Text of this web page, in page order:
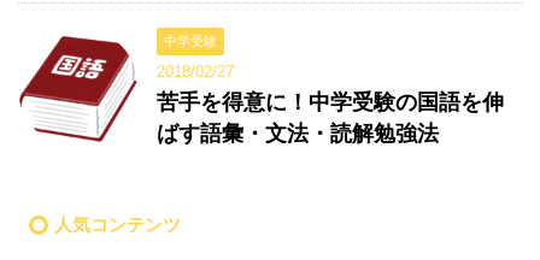
中学受験
2018/02/27
苦手を得意に！中学受験の国語を伸
ばす語彙・文法・読解勉強法
人気コンテンツ